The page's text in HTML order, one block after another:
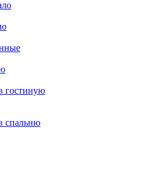
гостиную
спальню